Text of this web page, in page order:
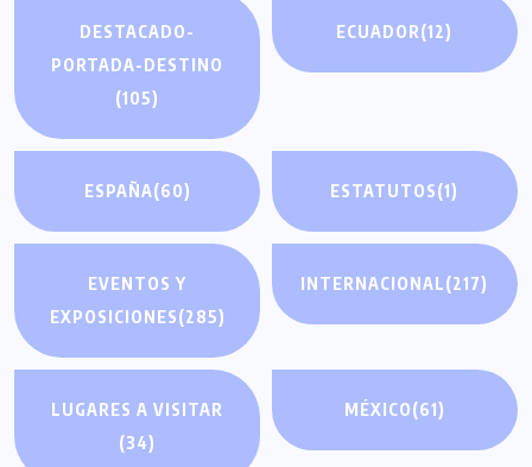
DESTACADO-
PORTADA-DESTINO
(105)
ECUADOR(12)
ESPAÑA(60) ESTATUTOS(1)
EVENTOS Y
EXPOSICIONES(285)
INTERNACIONAL(217)
LUGARES A VISITAR
(34)
MÉXICO(61)